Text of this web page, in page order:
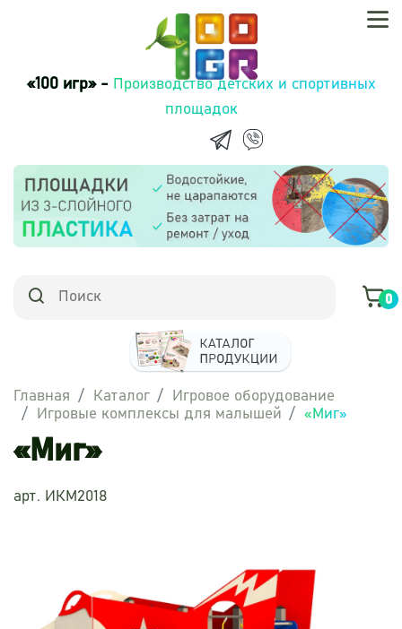
«100 игр» -Производство детских и спортивных
площадок
0
Главная Каталог
Игровое оборудование
Игровые комплексы для малышей
«Миг»
«Миг»
арт. ИКМ2018